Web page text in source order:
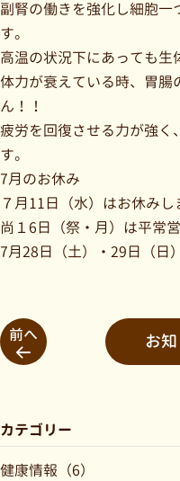
副腎の働きを強化し細胞一
す。
高温の状況下にあっても生
体力が衰えている時、胃
ん！！
疲労を回復させる力が強く
す。
7月のお休み
７月11日（水）はお休みし
尚１6日（祭・月）は平常
7月28日（土）・29日（日
前へ お
カテゴリー
健康情報（6）